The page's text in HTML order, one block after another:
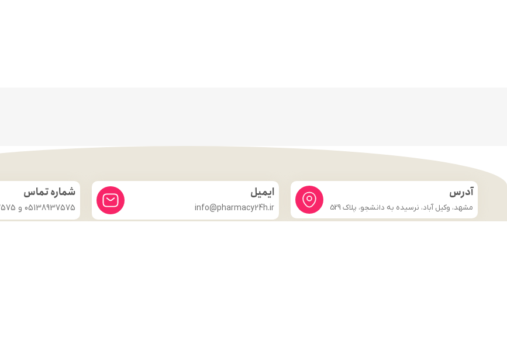
آدرس
مشهد، وکیل آباد، نرسیده به دانشجو، پلاک 529
ایمیل
info@pharmacy24h.ir
شماره تماس
05138937575 و 09357887575